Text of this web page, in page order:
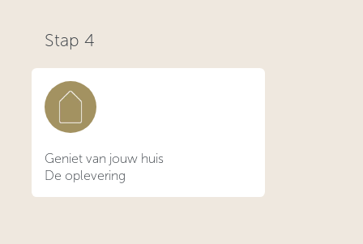
Stap 4
Geniet van jouw huis
De oplevering